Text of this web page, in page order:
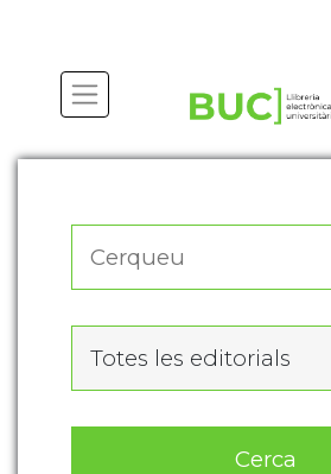
Totes les editorials
Cerca